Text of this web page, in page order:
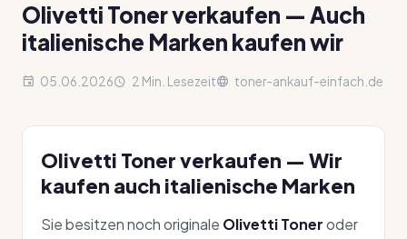
Olivetti Toner verkaufen — Auch
italienische Marken kaufen wir
05.06.2026 2 Min. Lesezeit toner-ankauf-einfach.de
Olivetti Toner verkaufen — Wir
kaufen auch italienische Marken
Sie besitzen noch originale Olivetti Toneroder